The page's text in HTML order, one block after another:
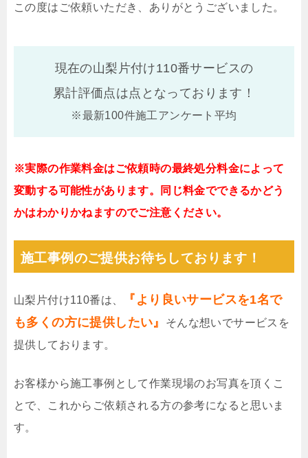
この度はご依頼いただき、ありがとうございました。
現在の山梨片付け110番サービスの
累計評価点は点となっております！
※最新100件施工アンケート平均
※実際の作業料金はご依頼時の最終処分料金によって
変動する可能性があります。同じ料金でできるかどう
かはわかりかねますのでご注意ください。
施工事例のご提供お待ちしております！
山梨片付け110番は、
『より良いサービスを1名で
も多くの方に提供したい』
そんな想いでサービスを
提供しております。
お客様から施工事例として作業現場のお写真を頂くこ
とで、これからご依頼される方の参考になると思いま
す。